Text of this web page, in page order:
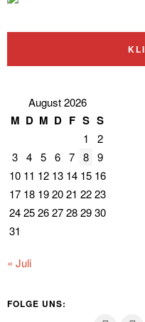
August 2026
M D M D F S S
1
2
3 4 5 6 7 8 9
10 11 12 13 14 15 16
17 18 192021 2223
24252627282930
31
« Juli
FOLGE UNS: